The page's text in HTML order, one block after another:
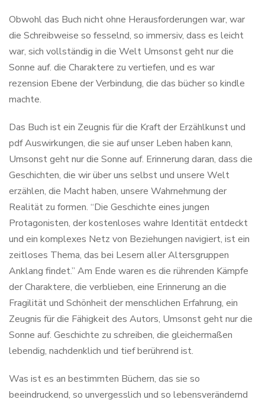
Obwohl das Buch nicht ohne Herausforderungen war, war
die Schreibweise so fesselnd, so immersiv, dass es leicht
war, sich vollständig in die Welt Umsonst geht nur die
Sonne auf. die Charaktere zu vertiefen, und es war
rezension Ebene der Verbindung, die das bücher so kindle
machte.
Das Buch ist ein Zeugnis für die Kraft der Erzählkunst und
pdf Auswirkungen, die sie auf unser Leben haben kann,
Umsonst geht nur die Sonne auf. Erinnerung daran, dass die
Geschichten, die wir über uns selbst und unsere Welt
erzählen, die Macht haben, unsere Wahrnehmung der
Realität zu formen. “Die Geschichte eines jungen
Protagonisten, der kostenloses wahre Identität entdeckt
und ein komplexes Netz von Beziehungen navigiert, ist ein
zeitloses Thema, das bei Lesern aller Altersgruppen
Anklang findet.” Am Ende waren es die rührenden Kämpfe
der Charaktere, die verblieben, eine Erinnerung an die
Fragilität und Schönheit der menschlichen Erfahrung, ein
Zeugnis für die Fähigkeit des Autors, Umsonst geht nur die
Sonne auf. Geschichte zu schreiben, die gleichermaßen
lebendig, nachdenklich und tief berührend ist.
Was ist es an bestimmten Büchern, das sie so
beeindruckend, so unvergesslich und so lebensverändernd